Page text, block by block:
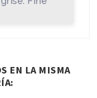
EN LA MISMA